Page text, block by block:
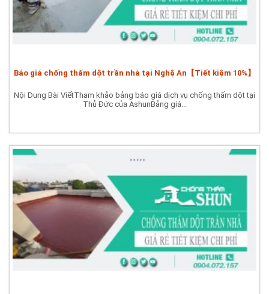
Báo giá chống thấm dột trần nhà tại Nghệ An【Tiết kiệm 10%】
Nội Dung Bài ViếtTham khảo bảng báo giá dịch vụ chống thấm dột tại
Thủ Đức của AshunBảng giá...